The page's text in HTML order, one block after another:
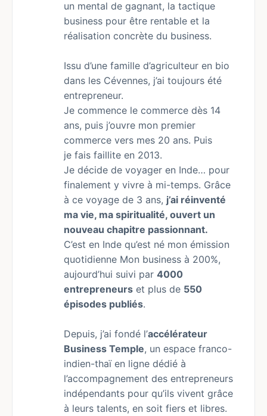
un mental de gagnant, la tactique
business pour être rentable et la
réalisation concrète du business.
Issu d’une famille d’agriculteur en bio
dans les Cévennes, j’ai toujours été
entrepreneur.
Je commence le commerce dès 14
ans, puis j’ouvre mon premier
commerce vers mes 20 ans. Puis
je fais faillite en 2013.
Je décide de voyager en Inde… pour
finalement y vivre à mi-temps. Grâce
à ce voyage de 3 ans, j’ai réinventé
ma vie, ma spiritualité, ouvert un
nouveau chapitre passionnant.
C’est en Inde qu’est né mon émission
quotidienne Mon business à 200%,
aujourd’hui suivi par4000
entrepreneurs et plus de 550
épisodes publiés.
Depuis, j’ai fondé l’accélérateur
Business Temple, un espace franco-
indien-thaï en ligne dédié à
l’accompagnement des entrepreneurs
indépendants pour qu’ils vivent grâce
à leurs talents, en soit fiers et libres.